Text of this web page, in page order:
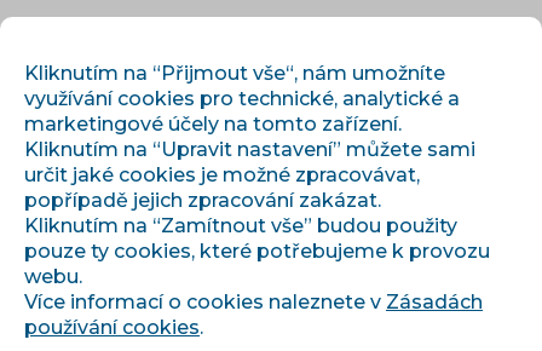
Úvod› Články a informace›Heureka - navýšení prokliků
Kliknutím na “Přijmout vše“, nám umožníte
využívání cookies pro technické, analytické a
marketingové účely na tomto zařízení.
Kliknutím na “Upravit nastavení” můžete sami
určit jaké cookies je možné zpracovávat,
popřípadě jejich zpracování zakázat.
Kliknutím na “Zamítnout vše” budou použity
pouze ty cookies, které potřebujeme k provozu
webu.
Více informací o cookies naleznete v Zásadách
používání cookies.